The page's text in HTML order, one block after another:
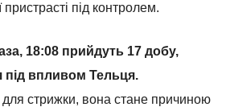
під контролем.
18:08 прийдуть 17 добу,
під впливом Тельця.
стрижки, вона стане причиною